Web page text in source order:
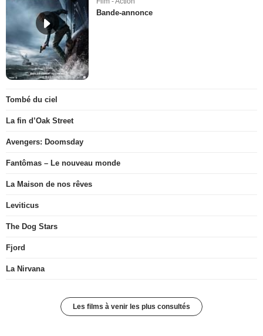
Bande-annonce
Tombé du ciel
La fin d’Oak Street
Avengers: Doomsday
Fantômas – Le nouveau monde
La Maison de nos rêves
Leviticus
The Dog Stars
Fjord
La Nirvana
Les films à venir les plus consultés